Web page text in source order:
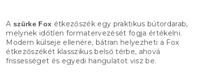
A szürke Fox étkezőszék egy praktikus bútordarab,
melynek időtlen formatervezését fogja értékelni.
Modern külseje ellenére, bátran helyezheti a Fox
étkezőszékét klasszikus belső térbe, ahová
frissességet és egyedi hangulatot visz be.